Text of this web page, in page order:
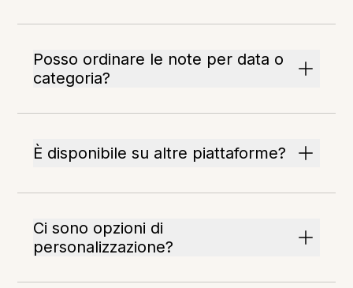
Posso ordinare le note per data o
categoria?
È disponibile su altre piattaforme?
Ci sono opzioni di
personalizzazione?